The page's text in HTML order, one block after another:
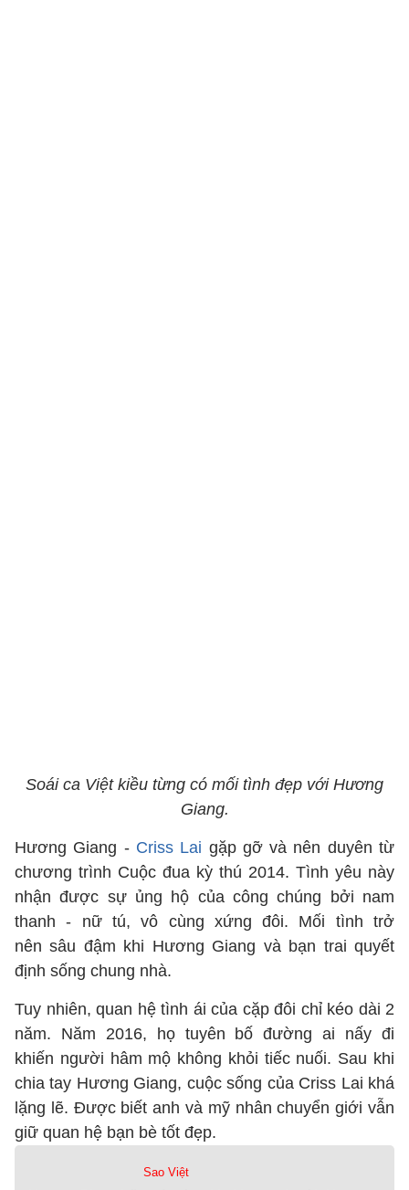
Soái ca Việt kiều từng có mối tình đẹp với Hương
Giang.
Hương Giang - Criss Lai gặp gỡ và nên duyên từ
chương trình Cuộc đua kỳ thú 2014. Tình yêu này
nhận được sự ủng hộ của công chúng bởi nam
thanh - nữ tú, vô cùng xứng đôi. Mối tình trở
nên sâu đậm khi Hương Giang và bạn trai quyết
định sống chung nhà.
Tuy nhiên, quan hệ tình ái của cặp đôi chỉ kéo dài 2
năm. Năm 2016, họ tuyên bố đường ai nấy đi
khiến người hâm mộ không khỏi tiếc nuối. Sau khi
chia tay Hương Giang, cuộc sống của Criss Lai khá
lặng lẽ. Được biết anh và mỹ nhân chuyển giới vẫn
giữ quan hệ bạn bè tốt đẹp.
Sao Việt